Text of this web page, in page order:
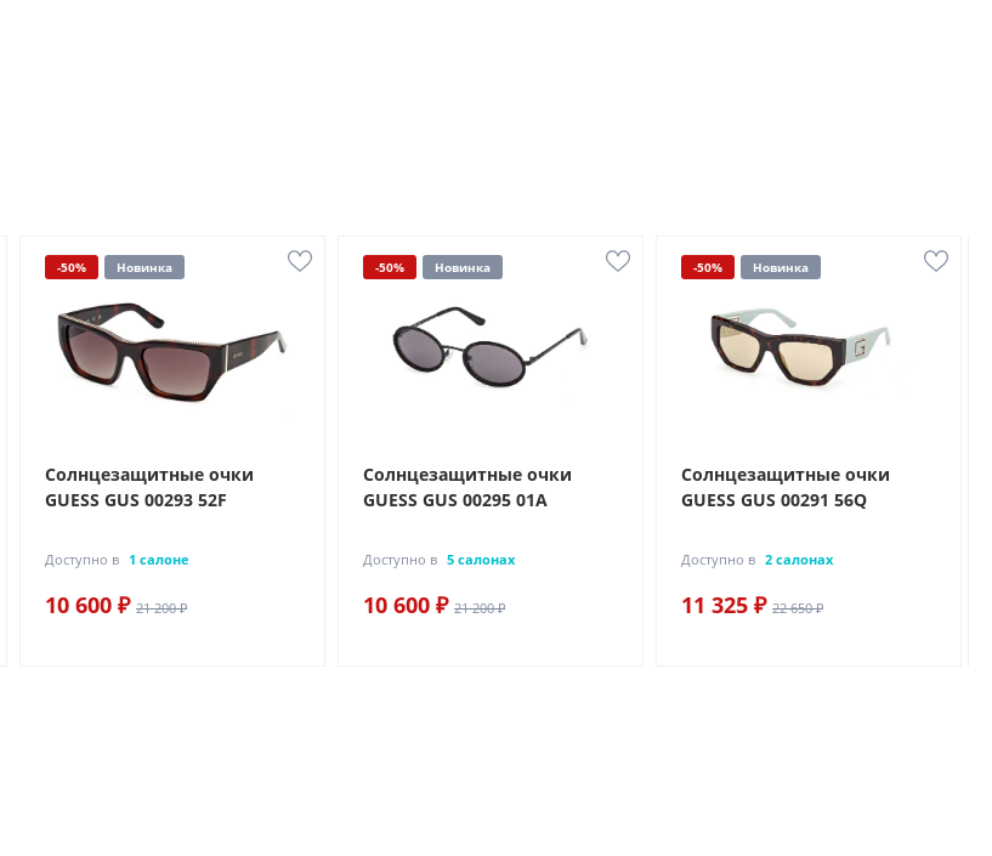
-50% Новинка
Солнцезащитные очки
GUESS GUS 00293 52F
Доступно в 1 салоне
10 600 ₽ 21 200 ₽
-50% Новинка
Солнцезащитные очки
GUESS GUS 00295 01A
Доступно в 5 салонах
10 600 ₽ 21 200 ₽
-50% Новинка
Солнцезащитные очки
GUESS GUS 00291 56Q
Доступно в 2 салонах
11 325 ₽ 22 650 ₽